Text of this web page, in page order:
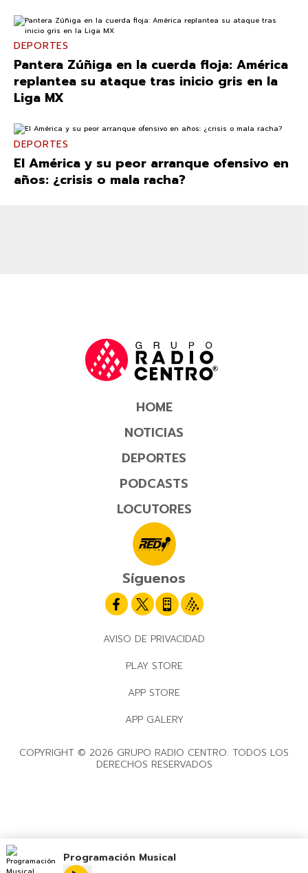
DEPORTES
Pantera Zúñiga en la cuerda floja: América
replantea su ataque tras inicio gris en la
Liga MX
DEPORTES
El América y su peor arranque ofensivo en
años: ¿crisis o mala racha?
HOME
NOTICIAS
DEPORTES
PODCASTS
LOCUTORES
Síguenos
AVISO DE PRIVACIDAD
PLAY STORE
APP STORE
APP GALERY
COPYRIGHT © 2026 GRUPO RADIO CENTRO. TODOS LOS
DERECHOS RESERVADOS
Programación Musical